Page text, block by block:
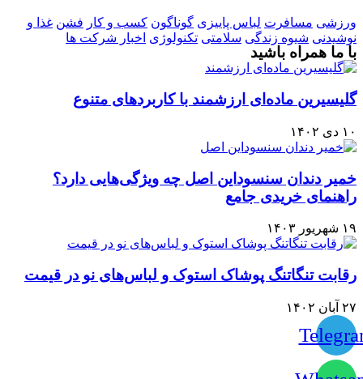
ورزشی مسافرت لباس پاییزی گوناگون کسب و کار فشن غذا و
نوشیدنی شیوه زندگی سلامتی تکنولوژی اخبار شرکت ها
با ما همراه باشید
گلیسیرین ماده‌ای ارزشمند با کاربردهای متنوع
۱۰ دی ۱۴۰۲
خمیر دندان سنسوداین اصل چه ویژگی‌هایی دارد؟
راهنمای خریدی جامع
۱۹ شهریور ۱۴۰۳
رقابت تنگاتنگ پوشاک استوک و لباس‌های نو در قیمت
۲۷ آبان ۱۴۰۲